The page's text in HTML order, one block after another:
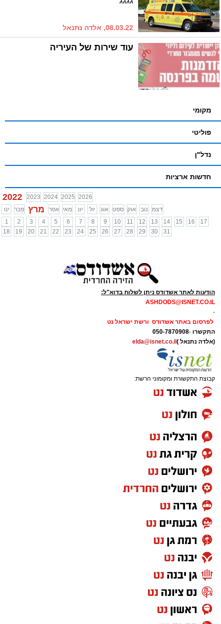
08.03.22, אלדה נתנאל
עוד שירות של העיריה
מקומי
פוליטי
נדל"ן
חדשות ארציות
2022 2023 2024 2025 2026
ינו
פבר מרץ אפר מאי יונ יול אוג ספט אוק נוב
דצמ
1
2 3 4 5 6 7 8 9 10 11 12 13 14 15 16
17
18
19 20 21 22 23 24 25 26 27 28 29 30 31
הודעות לאתר אשדודס ניתן לשלוח בדוא"ל:
ASHDODS@ISNET.CO.IL
-
לפרסום באתר אשדודס ורשת ישראל נט
התקשרו -
050-7870908
(אלדה נתנאל ) elda@isnet.co.il
קבוצת התקשורת ומקומוני הרשת: